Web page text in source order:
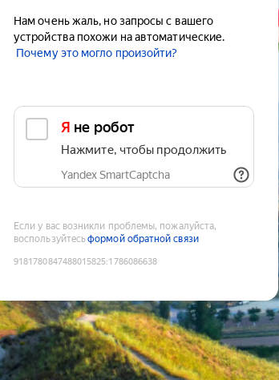
Нам очень жаль, но запросы с вашего
устройства похожи на автоматические.
Почему это могло произойти?
Я не робот
Нажмите, чтобы продолжить
Yandex SmartCaptcha
Если у вас возникли проблемы, пожалуйста,
воспользуйтесьформой обратной связи
9181780847488015825:1786086638